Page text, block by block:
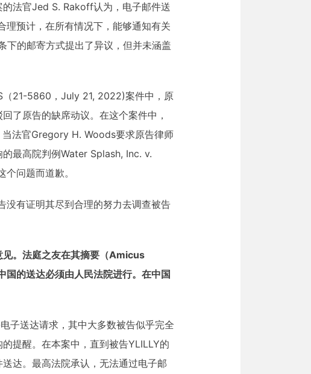
的法官Jed S. Rakoff认为，电子邮件送
理预计，在所有情况下，能够通知有关
下的邮寄方式提出了异议，但并未涵盖
（21-5860，July 21, 2022)案件中，原
了原告的缺席动议。在这个案件中，
法官Gregory H. Woods要求原告律师
最高院判例Water Splash, Inc. v.
问题而道歉。
有证明其尽到合理的努力去调查被告
见。法庭之友在其摘要（Amicus
的送达必须由人民法院进行。在中国
子送达请求，其中大多数被告似乎完全
提醒。在本案中，直到被告YLILLY的
达。最高法院承认，无法通过电子邮